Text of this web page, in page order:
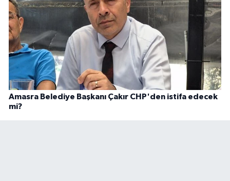
Amasra Belediye Başkanı Çakır CHP'den istifa edecek
mi?